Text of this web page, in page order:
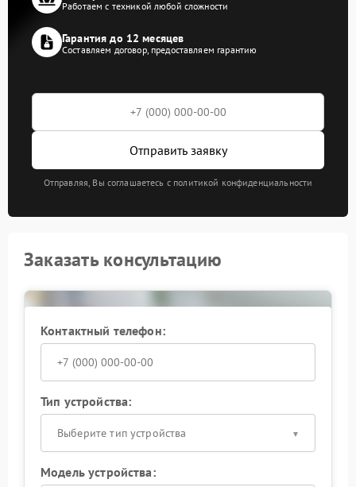
Работаем с техникой любой сложности
Гарантия до 12 месяцев
Составляем договор, предоставляем гарантию
Отправить заявку
Отправляя, Вы соглашаетесь с политикой конфиденциальности
Заказать консультацию
Контактный телефон:
Тип устройства:
Выберите тип устройства
Модель устройства: